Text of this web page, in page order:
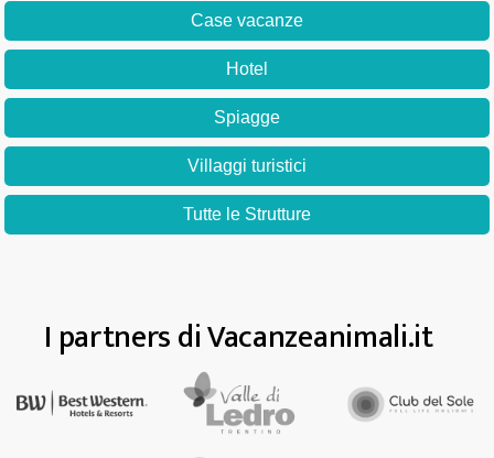
Case vacanze
Hotel
Spiagge
Villaggi turistici
Tutte le Strutture
I partners di Vacanzeanimali.it